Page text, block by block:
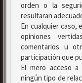
orden o la
resultaran
En cualquier caso,
opiniones
comentarios u
participación que
El mero acceso
ningún tipo de